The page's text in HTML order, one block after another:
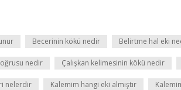
Becerinin kökü nedir Belirtme hal eki
nedir Çalışkan kelimesinin kökü nedir
nelerdir Kalemim hangi eki almıştır